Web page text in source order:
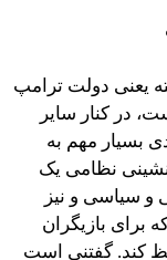
یعنی دولت ترامپ
در کنار سایر
بسیار مهم به
نظامی یک
و سیاسی و نیز
برای بازیگران
کند. گفتنی است